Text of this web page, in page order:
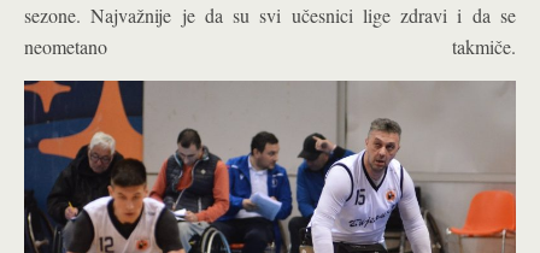
sezone. Najvažnije je da su svi učesnici lige zdravi i da se
neometano takmiče.